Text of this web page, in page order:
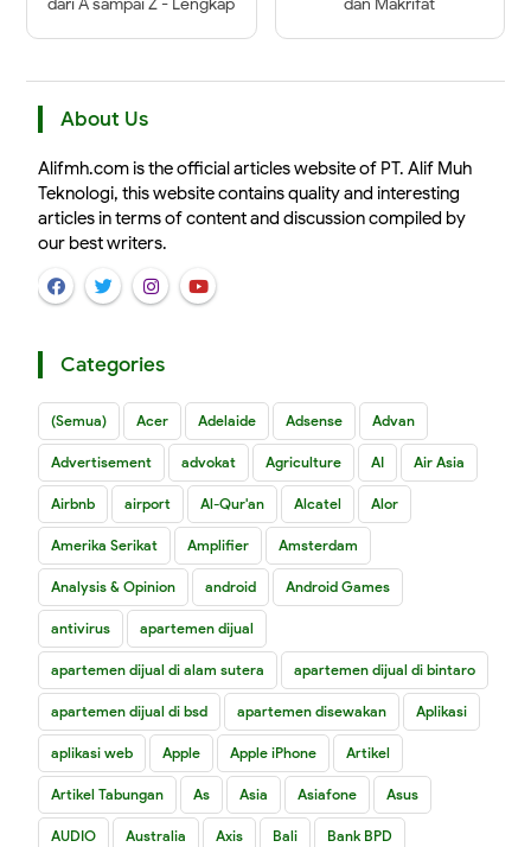
dari A sampai Z - Lengkap
dan Makrifat
About Us
Alifmh.com is the official articles website of PT. Alif Muh
Teknologi, this website contains quality and interesting
articles in terms of content and discussion compiled by
our best writers.
Categories
(Semua) Acer Adelaide Adsense Advan
Advertisement advokat Agriculture AI Air Asia
Airbnb airport Al-Qur'an Alcatel Alor
Amerika Serikat Amplifier Amsterdam
Analysis & Opinion android Android Games
antivirus apartemen dijual
apartemen dijual di alam sutera apartemen dijual di bintaro
apartemen dijual di bsd apartemen disewakan Aplikasi
aplikasi web Apple Apple iPhone Artikel
Artikel Tabungan As Asia Asiafone Asus
AUDIO Australia Axis Bali Bank BPD